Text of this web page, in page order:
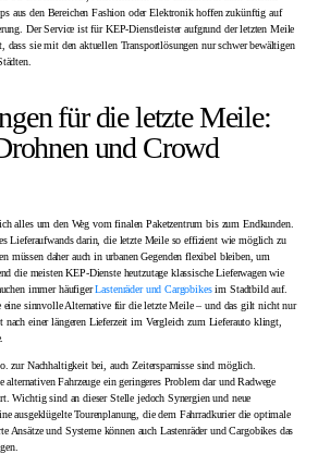
aus den Bereichen Fashion oder Elektronik hoffen zukünftig auf
Der Service ist für KEP-Dienstleister aufgrund der letzten Meile
dass sie mit den aktuellen Transportlösungen nur schwer bewältigen
für die letzte Meile:
und Crowd
alles um den Weg vom finalen Paketzentrum bis zum Endkunden.
Lieferaufwands darin, die letzte Meile so effizient wie möglich zu
müssen daher auch in urbanen Gegenden flexibel bleiben, um
die meisten KEP-Dienste heutzutage klassische Lieferwagen wie
immer häufigerLastenräder und Cargobikesim Stadtbild auf.
eine sinnvolle Alternative für die letzte Meile – und das gilt nicht nur
nach einer längeren Lieferzeit im Vergleich zum Lieferauto klingt,
zur Nachhaltigkeit bei, auch Zeitersparnisse sind möglich.
Fahrzeuge ein geringeres Problem dar und Radwege
Wichtig sind an dieser Stelle jedoch Synergien und neue
ausgeklügelte Tourenplanung, die dem Fahrradkurier die optimale
Ansätze und Systeme können auch Lastenräder und Cargobikes das